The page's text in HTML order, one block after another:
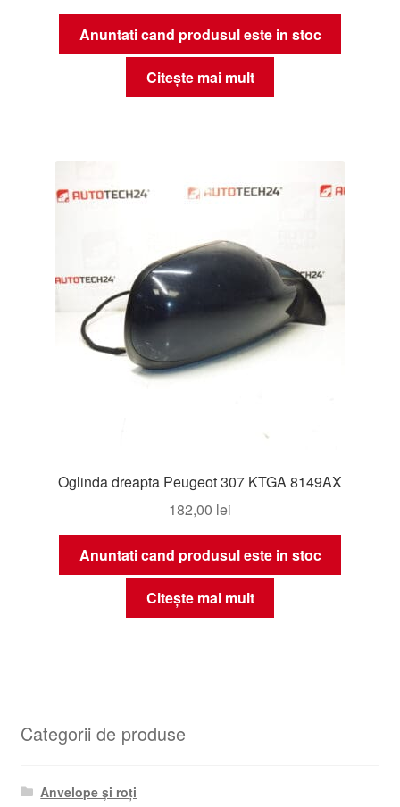
Anuntati cand produsul este in stoc
Citește mai mult
Oglinda dreapta Peugeot 307 KTGA 8149AX
182,00 lei
Anuntati cand produsul este in stoc
Citește mai mult
Categorii de produse
Anvelope și roți